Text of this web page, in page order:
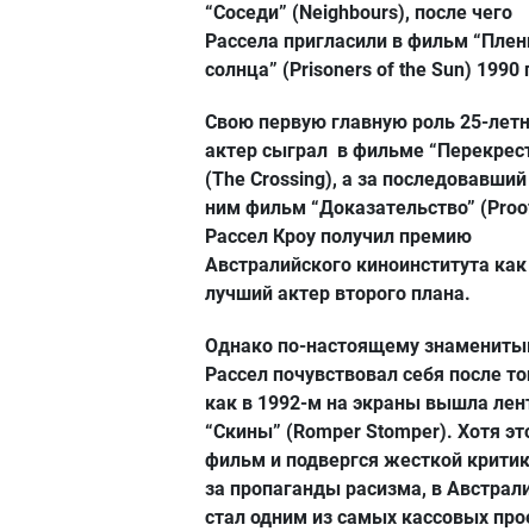
“Соседи” (Neighbours), после чего
Рассела пригласили в фильм
солнца” (Prisoners of the Sun) 1990
Свою первую главную роль 25-
актер сыграл в фильме
(The Crossing), а за последовавший
ним фильм “Доказательство”
Рассел Кроу получил премию
Австралийского киноинститута как
лучший актер второго плана.
Однако по-настоящему
Рассел почувствовал себя после
как в 1992-м на экраны вышла
“Скины” (Romper Stomper). Хотя
фильм и подвергся жесткой
за пропаганды расизма, в
стал одним из самых кассовых